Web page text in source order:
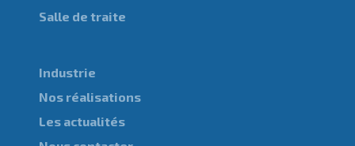
Salle de traite
Industrie
Nos réalisations
Les actualités